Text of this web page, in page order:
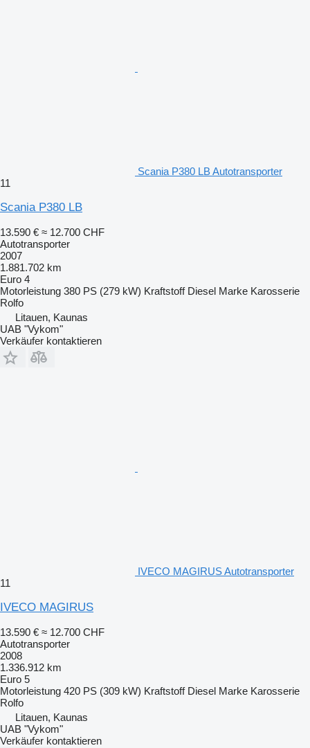
Scania P380 LB Autotransporter
11
Scania P380 LB
13.590 € ≈ 12.700 CHF
Autotransporter
2007
1.881.702 km
Euro 4
Motorleistung 380 PS (279 kW) Kraftstoff Diesel Marke Karosserie
Rolfo
Litauen, Kaunas
UAB "Vykom"
Verkäufer kontaktieren
IVECO MAGIRUS Autotransporter
11
IVECO MAGIRUS
13.590 € ≈ 12.700 CHF
Autotransporter
2008
1.336.912 km
Euro 5
Motorleistung 420 PS (309 kW) Kraftstoff Diesel Marke Karosserie
Rolfo
Litauen, Kaunas
UAB "Vykom"
Verkäufer kontaktieren